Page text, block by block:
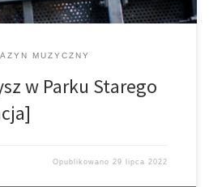
MUZYCZNY
w Parku Starego
Opublikowano 29 lipca 2022